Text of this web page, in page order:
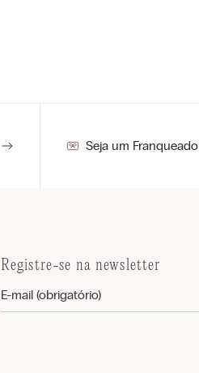
Seja um Franqueado
Registre-se na newsletter